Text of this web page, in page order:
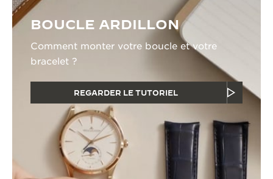
BOUCLE ARDILLON
Comment monter votre boucle et votre
bracelet ?
REGARDER LE TUTORIEL